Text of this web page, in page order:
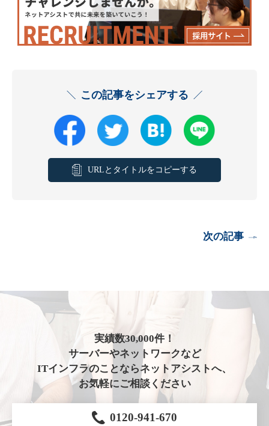
この記事をシェアする
URLとタイトルをコピーする
次の記事
実績数30,000件！
サーバーやネットワークなど
ITインフラのことならネットアシストへ、
お気軽にご相談ください
0120-941-670